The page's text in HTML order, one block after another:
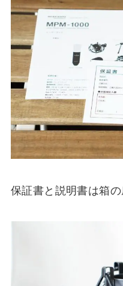
保証書と説明書は箱の